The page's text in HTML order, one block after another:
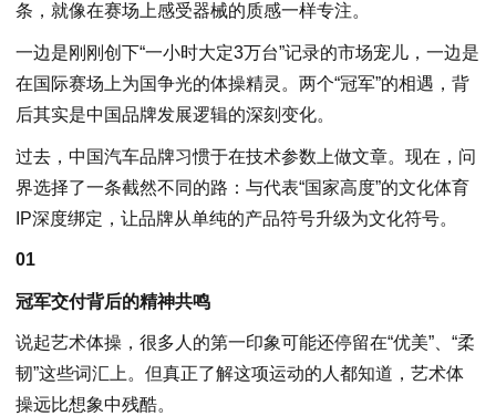
条，就像在赛场上感受器械的质感一样专注。
一边是刚刚创下“一小时大定3万台”记录的市场宠儿，一边是
在国际赛场上为国争光的体操精灵。两个“冠军”的相遇，背
后其实是中国品牌发展逻辑的深刻变化。
过去，中国汽车品牌习惯于在技术参数上做文章。现在，问
界选择了一条截然不同的路：与代表“国家高度”的文化体育
IP深度绑定，让品牌从单纯的产品符号升级为文化符号。
01
冠军交付背后的精神共鸣
说起艺术体操，很多人的第一印象可能还停留在“优美”、“柔
韧”这些词汇上。但真正了解这项运动的人都知道，艺术体
操远比想象中残酷。